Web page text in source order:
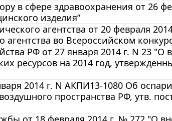
в сфере здравоохранения от 26
изделия”
агентства от 20 февраля
во Всероссийском
РФ от 27 января 2014 г. N 23
ресурсов на 2014 год,
2014 г. N АКПИ13-1080 Об
пространства РФ, утв.